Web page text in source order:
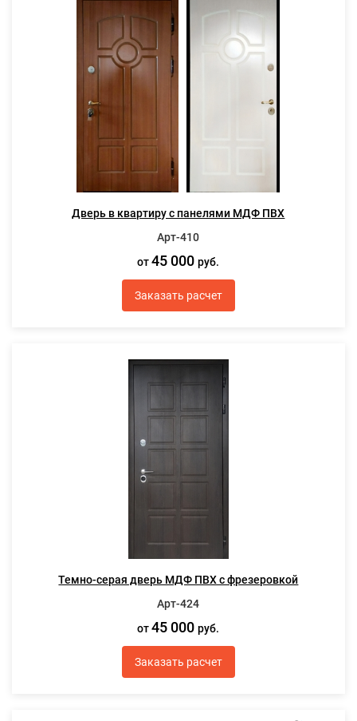
Дверь в квартиру с панелями МДФ ПВХ
Арт-410
от45 000руб.
Заказать расчет
Темно-серая дверь МДФ ПВХ с фрезеровкой
Арт-424
от45 000руб.
Заказать расчет